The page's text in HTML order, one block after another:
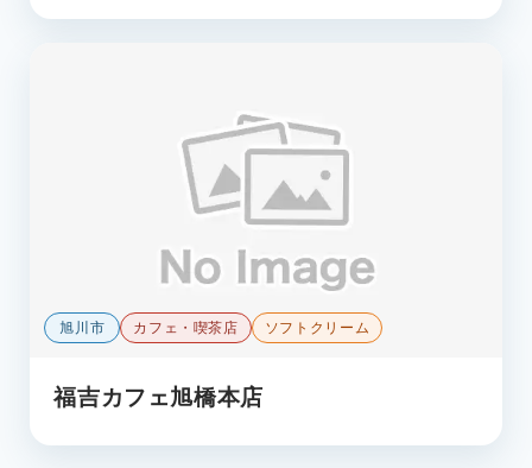
旭川市 カフェ・喫茶店 ソフトクリーム
福吉カフェ旭橋本店